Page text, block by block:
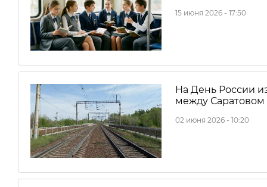
15 июня 2026 - 17:50
На День России
между
02 июня 2026 - 10:20